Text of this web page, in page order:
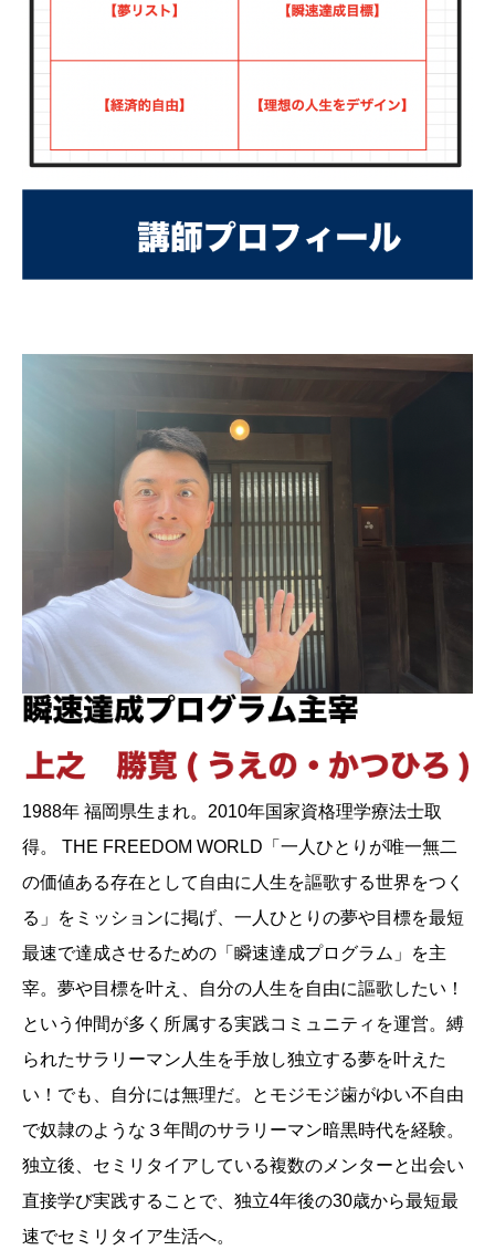
1988年 福岡県生まれ。2010年国家資格理学療法士取
得。 THE FREEDOM WORLD「一人ひとりが唯一無二
の価値ある存在として自由に人生を謳歌する世界をつく
る」をミッションに掲げ、一人ひとりの夢や目標を最短
最速で達成させるための「瞬速達成プログラム」を主
宰。夢や目標を叶え、自分の人生を自由に謳歌したい！
という仲間が多く所属する実践コミュニティを運営。縛
られたサラリーマン人生を手放し独立する夢を叶えた
い！でも、自分には無理だ。とモジモジ歯がゆい不自由
で奴隷のような３年間のサラリーマン暗黒時代を経験。
独立後、セミリタイアしている複数のメンターと出会い
直接学び実践することで、独立4年後の30歳から最短最
速でセミリタイア生活へ。